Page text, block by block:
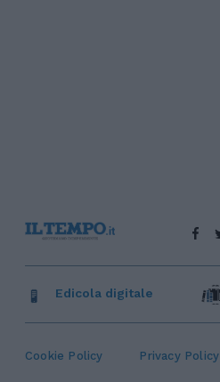
Cookie Policy Privacy Policy
Edicola digitale